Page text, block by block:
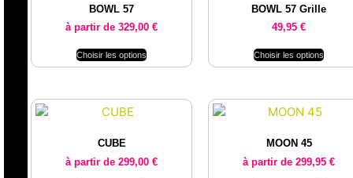
BOWL 57
à partir de 329,00 €
Choisir les options
BOWL 57 Grille
49,95 €
Choisir les options
CUBE
à partir de 299,00 €
MOON 45
à partir de 299,95 €